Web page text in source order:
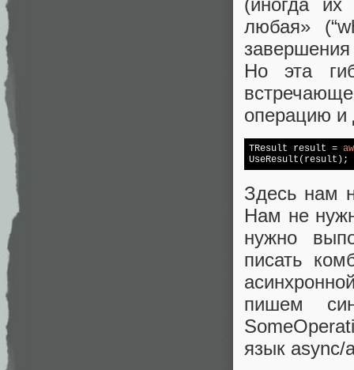
(иногда их
любая»
завершения
Но эта
операцию и
TResult result =
UseResult(result);
Здесь нам
Нам не
нужно
писать
пишем
язык async/